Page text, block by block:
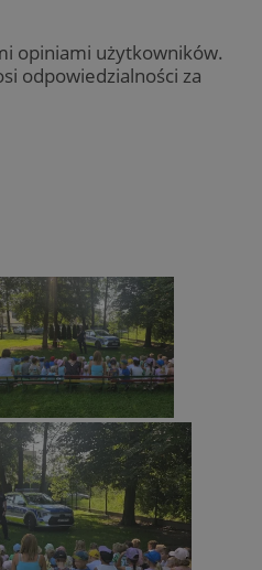
opiniami użytkowników.
odpowiedzialności za